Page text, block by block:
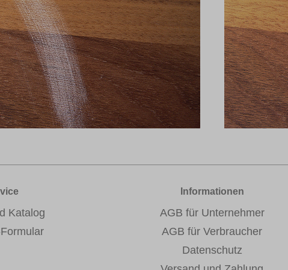
Katalog
Informationen
AGB für Unternehmer
AGB für Verbraucher
Datenschutz